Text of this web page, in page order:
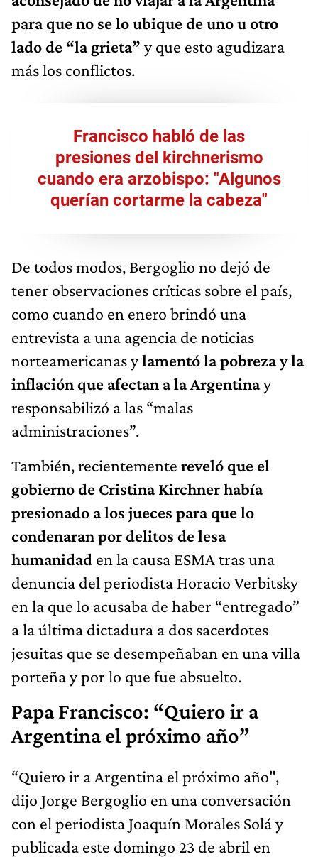
para que no se lo ubique de uno u otro
lado de “la grieta” y que esto agudizara
más los conflictos.
Francisco habló de las
presiones del kirchnerismo
cuando era arzobispo: "Algunos
querían cortarme la cabeza"
De todos modos, Bergoglio no dejó de
tener observaciones críticas sobre el país,
como cuando en enero brindó una
entrevista a una agencia de noticias
norteamericanas ylamentó la pobreza y la
inflación que afectan a la Argentinay
responsabilizó a las “malas
administraciones”.
También, recientemente reveló que el
gobierno de Cristina Kirchner había
presionado a los jueces para que lo
condenaran por delitos de lesa
humanidad en la causa ESMA tras una
denuncia del periodista Horacio Verbitsky
en la que lo acusaba de haber “entregado”
a la última dictadura a dos sacerdotes
jesuitas que se desempeñaban en una villa
porteña y por lo que fue absuelto.
Papa Francisco: “Quiero ir a
Argentina el próximo año”
“Quiero ir a Argentina el próximo año",
dijo Jorge Bergoglio en una conversación
con el periodista Joaquín Morales Solá y
publicada este domingo 23 de abril en